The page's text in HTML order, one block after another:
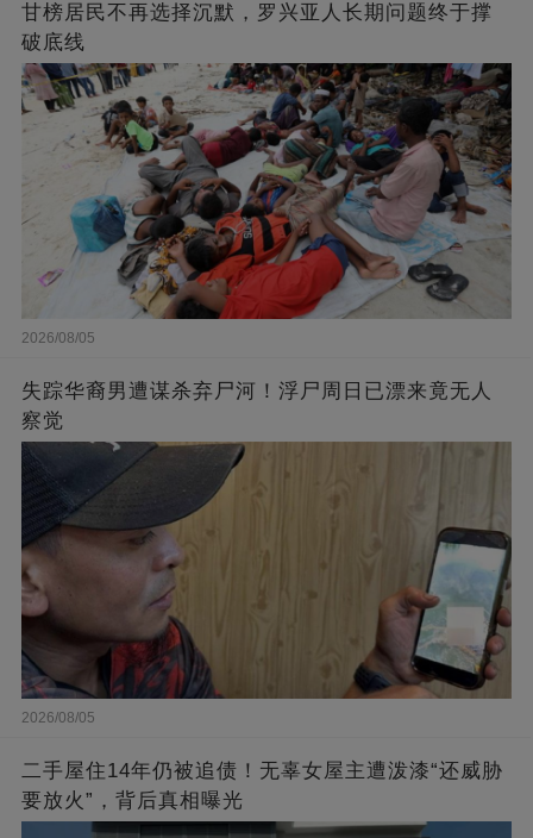
甘榜居民不再选择沉默，罗兴亚人长期问题终于撑
破底线
2026/08/05
失踪华裔男遭谋杀弃尸河！浮尸周日已漂来竟无人
察觉
2026/08/05
二手屋住14年仍被追债！无辜女屋主遭泼漆“还威胁
要放火”，背后真相曝光